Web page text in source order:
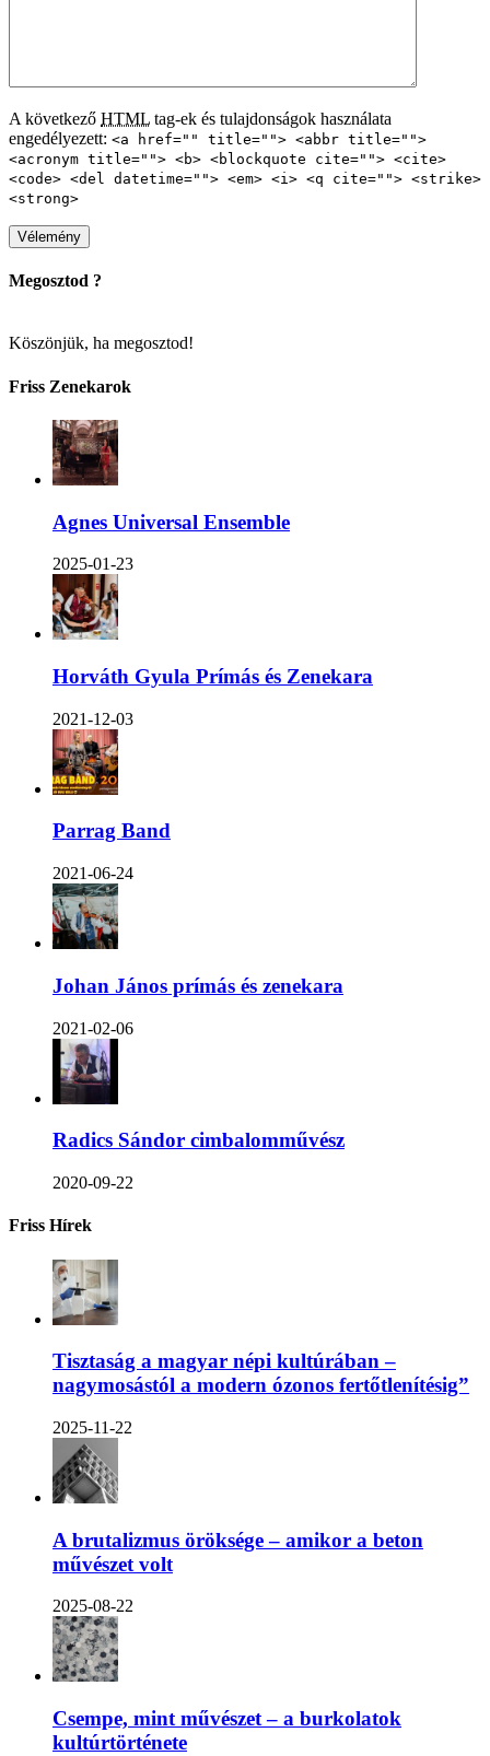
A következő HTML tag-ek és tulajdonságok használata
engedélyezett: <a href="" title=""> <abbr title="">
<acronym title=""> <b> <blockquote cite=""> <cite>
<code> <del datetime=""> <em> <i> <q cite=""> <strike>
<strong>
Megosztod ?
Köszönjük, ha megosztod!
Friss Zenekarok
Agnes Universal Ensemble
2025-01-23
Horváth Gyula Prímás és Zenekara
2021-12-03
Parrag Band
2021-06-24
Johan János prímás és zenekara
2021-02-06
Radics Sándor cimbalomművész
2020-09-22
Friss Hírek
Tisztaság a magyar népi kultúrában –
nagymosástól a modern ózonos fertőtlenítésig”
2025-11-22
A brutalizmus öröksége – amikor a beton
művészet volt
2025-08-22
Csempe, mint művészet – a burkolatok
kultúrtörténete